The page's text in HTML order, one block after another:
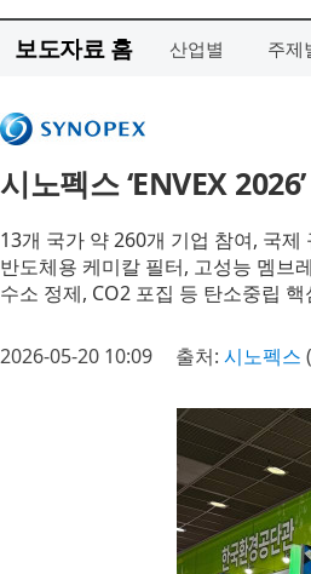
보도자료 홈 산업별 주제
시노펙스 ‘ENVEX
13개 국가 약 260개 기업 참여, 국제
반도체용 케미칼 필터, 고성능 멤브
수소 정제, CO2 포집 등 탄소중립 핵
2026-05-20 10:09 출처: 시노펙스